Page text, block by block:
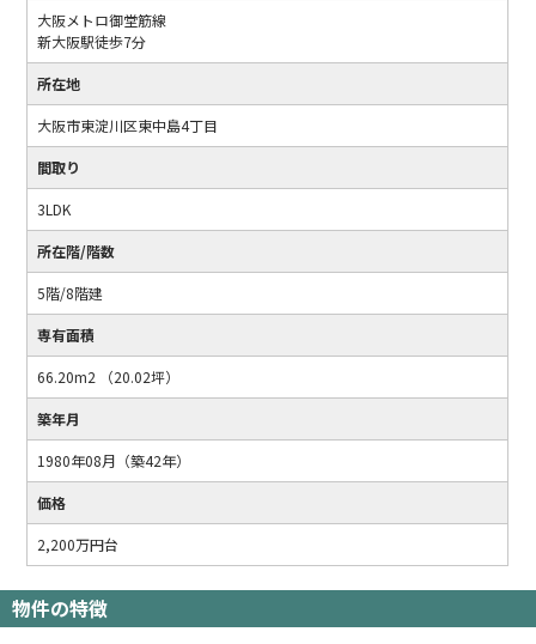
大阪メトロ御堂筋線
新大阪駅徒歩7分
所在地
大阪市東淀川区東中島4丁目
間取り
3LDK
所在階/階数
5階/8階建
専有面積
66.20m2 （20.02坪）
築年月
1980年08月（築42年）
価格
2,200万円台
物件の特徴